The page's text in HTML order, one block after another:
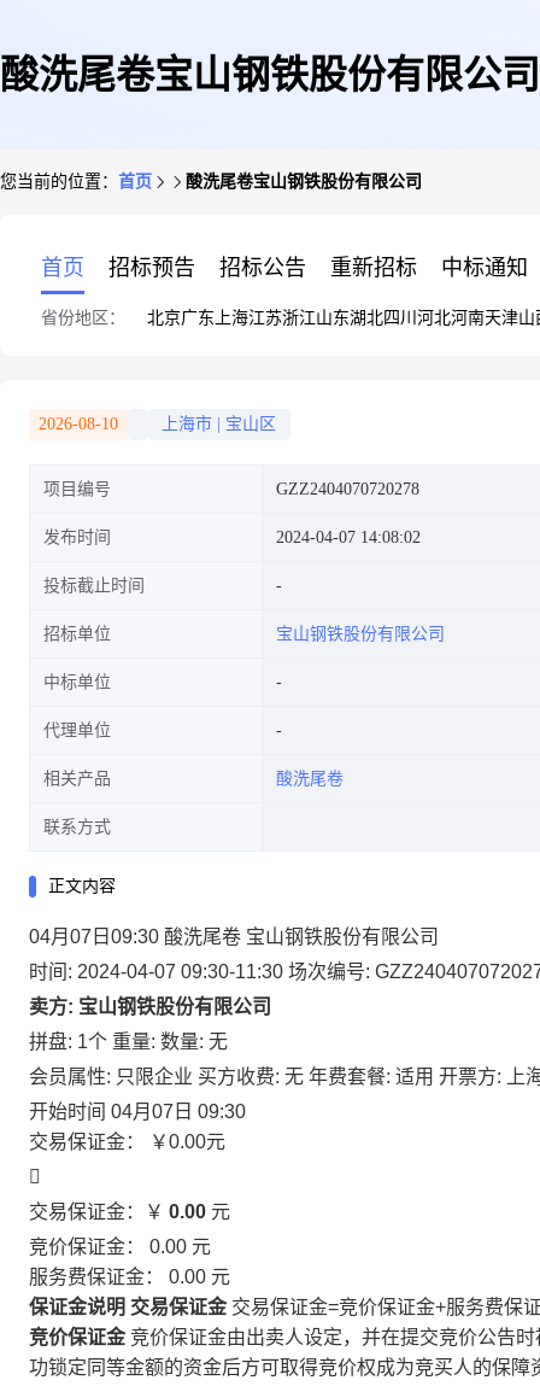
酸洗尾卷宝山钢铁股份有限公司
您当前的位置： 首页 酸洗尾卷宝山钢铁股份有限公司
首页 招标预告 招标公告 重新招标 中标通知
省份地区： 北京广东 上海江苏浙江山东湖北四川 河北河南天津山
2026-08-10 上海市 宝山区
项目编号 GZZ2404070720278
发布时间 2024-04-07 14:08:02
投标截止时间
招标单位 宝山钢铁股份有限公司
中标单位
代理单位
相关产品 酸洗尾卷
联系方式
正文内容
04月07日09:30 酸洗尾卷 宝山钢铁股份有限公司
时间: 2024-04-07 09:30-11:30 场次编号:
卖方: 宝山钢铁股份有限公司
拼盘: 1个 重量: 数量: 无
会员属性: 只限企业 买方收费: 无 年费套餐: 适用 开票方: 上
开始时间 04月07日 09:30
交易保证金：
￥0.00元

交易保证金：￥ 0.00 元
竞价保证金： 0.00 元
服务费保证金： 0.00 元
保证金说明 交易保证金 交易保证金=竞价保证金+服务费保
竞价保证金 竞价保证金由出卖人设定，并在提交竞价公告
功锁定同等金额的资金后方可取得竞价权成为竞买人的保障